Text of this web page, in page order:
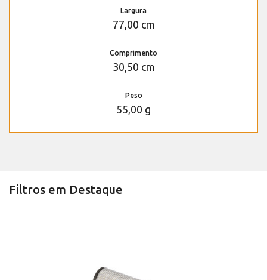
Largura
77,00 cm
Comprimento
30,50 cm
Peso
55,00 g
Filtros em Destaque